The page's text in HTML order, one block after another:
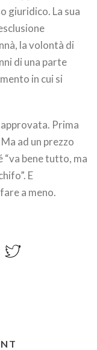
giuridico. La sua
la volontà di
di una parte
in cui si
approvata. Prima
Ma ad un prezzo
“va bene tutto, ma
E
a meno.